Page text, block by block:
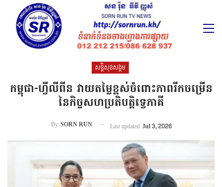
សន្តិសុខសង្គម
កម្ពុជា-ហ្វីលីពីន វាយតម្លៃខ្ពស់ចំពោះភាពរីកចម្រើន
នៃកិច្ចសហប្រតិបត្តិទ្វេភាគី
By SORN RUN Last updated Jul 3, 2026